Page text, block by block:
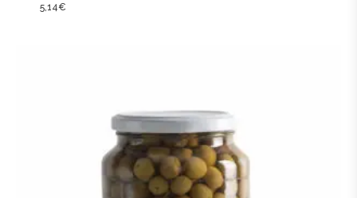
5,14€